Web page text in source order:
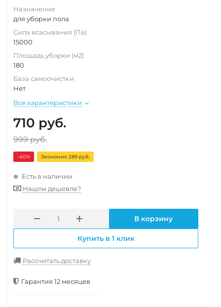
Назначение
для уборки пола
Сила всасывания (Па)
15000
Площадь уборки (м2)
180
База самоочистки
Нет
Все характеристики
710 руб.
999руб.
-40% Экономия 289 руб.
Есть в наличии
Нашли дешевле?
В корзину
Купить в 1 клик
Рассчитать доставку
Гарантия 12 месяцев